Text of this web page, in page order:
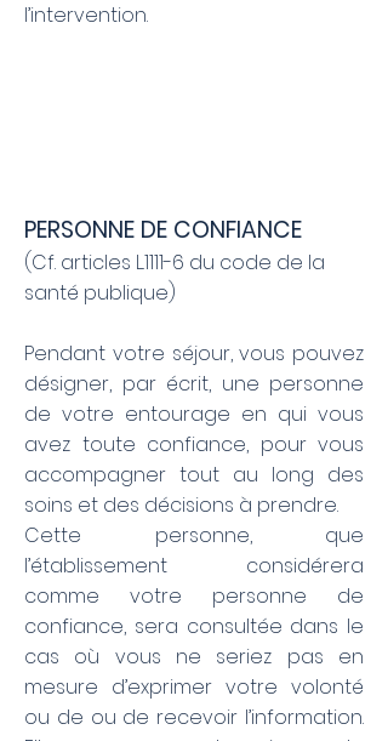
l’intervention.
PERSONNE DE CONFIANCE
(Cf. articles L.1111-6 du code de la
santé publique)
Pendant votre séjour, vous pouvez
désigner, par écrit, une personne
de votre entourage en qui vous
avez toute confiance, pour vous
accompagner tout au long des
soins et des décisions à prendre.
Cette personne, que
l’établissement considérera
comme votre personne de
confiance, sera consultée dans le
cas où vous ne seriez pas en
mesure d’exprimer votre volonté
ou de ou de recevoir l’information.